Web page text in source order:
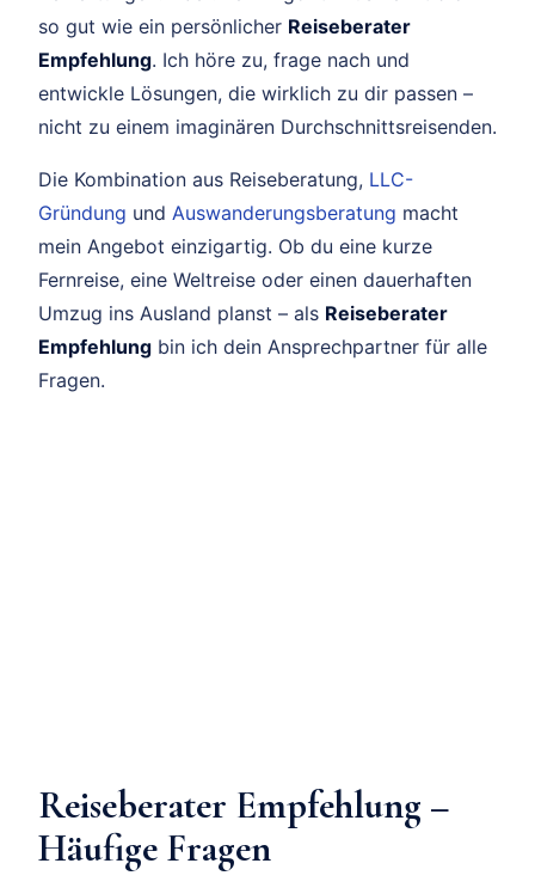
so gut wie ein persönlicher Reiseberater
Empfehlung. Ich höre zu, frage nach und
entwickle Lösungen, die wirklich zu dir passen –
nicht zu einem imaginären Durchschnittsreisenden.
Die Kombination aus Reiseberatung, LLC-
Gründung und Auswanderungsberatung macht
mein Angebot einzigartig. Ob du eine kurze
Fernreise, eine Weltreise oder einen dauerhaften
Umzug ins Ausland planst – als Reiseberater
Empfehlung bin ich dein Ansprechpartner für alle
Fragen.
Reiseberater Empfehlung –
Häufige Fragen